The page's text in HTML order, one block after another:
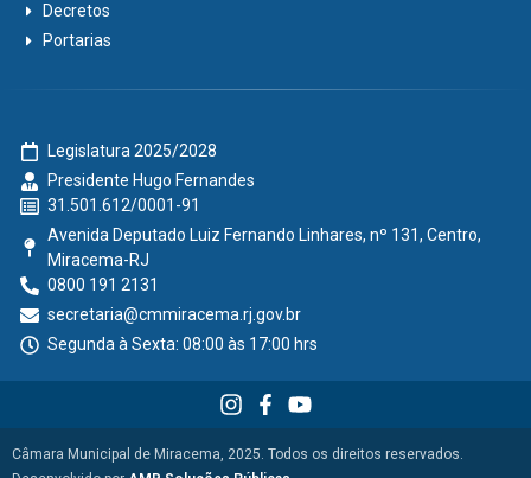
Decretos
Portarias
Legislatura 2025/2028
Presidente Hugo Fernandes
31.501.612/0001-91
Avenida Deputado Luiz Fernando Linhares, nº 131, Centro,
Miracema-RJ
0800 191 2131
secretaria@cmmiracema.rj.gov.br
Segunda à Sexta: 08:00 às 17:00 hrs
Câmara Municipal de Miracema, 2025. Todos os direitos reservados.